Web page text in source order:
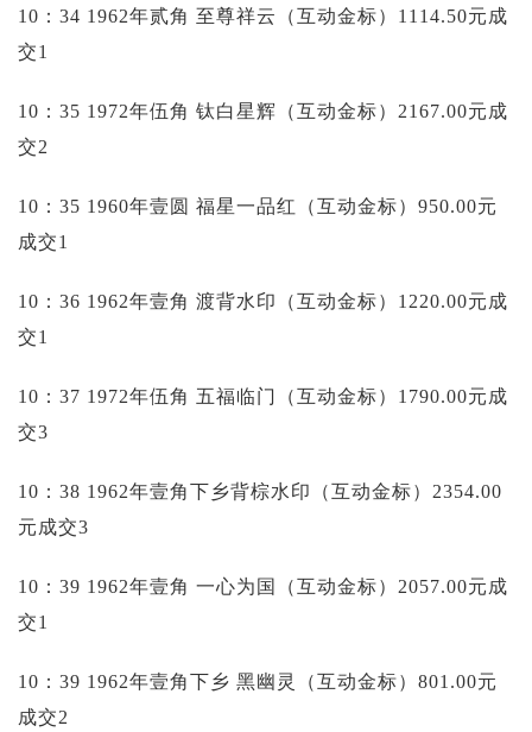
10：34 1962年贰角 至尊祥云（互动金标）1114.50元成
交1
10：35 1972年伍角 钛白星辉（互动金标）2167.00元成
交2
10：35 1960年壹圆 福星一品红（互动金标）950.00元
成交1
10：36 1962年壹角 渡背水印（互动金标）1220.00元成
交1
10：37 1972年伍角 五福临门（互动金标）1790.00元成
交3
10：38 1962年壹角下乡背棕水印（互动金标）2354.00
元成交3
10：39 1962年壹角 一心为国（互动金标）2057.00元成
交1
10：39 1962年壹角下乡 黑幽灵（互动金标）801.00元
成交2